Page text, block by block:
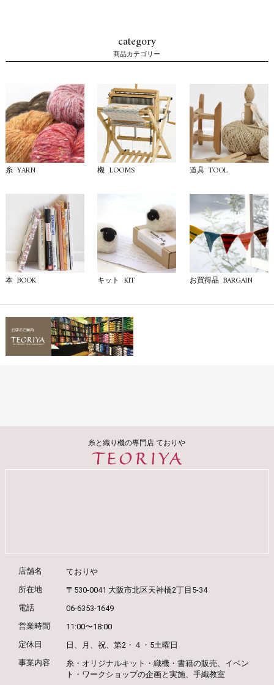
category
商品カテゴリー
糸 YARN 機 LOOMS 道具 TOOL
本 BOOK キット KIT お買得品 BARGAIN
糸と織り機の専門店 ておりや
店舗名
ておりや
所在地
〒530-0041 大阪市北区天神橋2丁目5-34
電話
06-6353-1649
営業時間
11:00〜18:00
定休日
日、月、祝、第2・４・5土曜日
事業内容
糸・オリジナルキット・織機・書籍の販売、 イベン
ト・ワークショップの企画と実施、手織教室